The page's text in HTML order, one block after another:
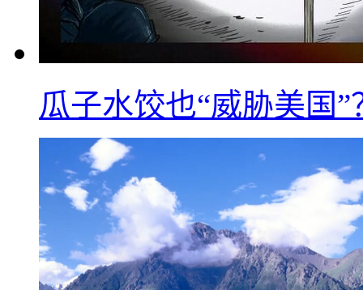
瓜子水饺也“威胁美国”